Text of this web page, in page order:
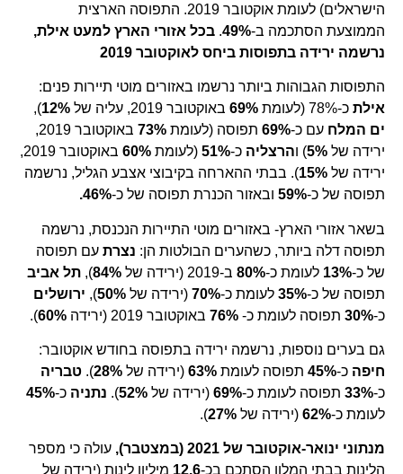
הישראלים) לעומת אוקטובר 2019. התפוסה הארצית
הממוצעת הסתכמה ב-49%
. בכל אזורי הארץ למעט אילת,
נרשמה ירידה בתפוסות ביחס לאוקטובר 2019
התפוסות הגבוהות ביותר נרשמו באזורים מוטי תיירות פנים:
אילת כ-78% (לעומת 69% באוקטובר 2019, עליה של 12%
),
ים המלח עם כ-69% תפוסה (לעומת 73%
באוקטובר 2019,
ירידה של 5%) והרצליה כ-51% (לעומת 60%
באוקטובר 2019,
ירידה של 15%). בבתי ההארחה בקיבוצי אצבע הגליל, נרשמה
תפוסה של כ-59% ובאזור הכנרת תפוסה של כ-46%.
בשאר אזורי הארץ- באזורים מוטי התיירות הנכנסת, נרשמה
תפוסה דלה ביותר, כשהערים הבולטות הן: נצרת עם תפוסה
של כ-13% לעומת כ-80% ב-2019 (ירידה של 84%
), תל אביב
תפוסה של כ-35% לעומת כ-70% (ירידה של 50%
), ירושלים
כ-30% תפוסה לעומת כ- 76% באוקטובר 2019 (ירידה 60%
).
גם בערים נוספות, נרשמה ירידה בתפוסה בחודש אוקטובר:
חיפה כ-45% תפוסה לעומת 63% (ירידה של 28%
). טבריה
כ-33% תפוסה לעומת כ-69% (ירידה של 52%
). נתניה כ-45%
לעומת כ-62% (ירידה של 27%
).
מנתוני ינואר-אוקטובר של 2021 (במצטבר),
עולה כי מספר
הלינות בבתי המלון הסתכם בכ-12.6 מיליון לינות (ירידה של